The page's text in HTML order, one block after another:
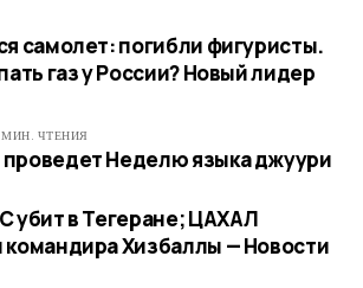
самолет: погибли фигуристы.
газ у России? Новый лидер
МИН. ЧТЕНИЯ
Неделю языка джуури
убит в Тегеране; ЦАХАЛ
командира Хизбаллы — Новости